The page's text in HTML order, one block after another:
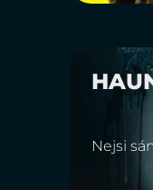
Nejsi